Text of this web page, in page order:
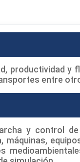
productividad y
entre
y control